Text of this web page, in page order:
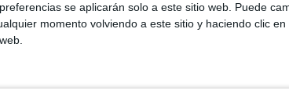
se aplicarán solo a este sitio web. Puede
momento volviendo a este sitio y haciendo clic
y en este caso de la Ciudad Autónoma a
Sanidad Animal, solicitando a la misma que tome
y demás acciones encaminadas al bienestar